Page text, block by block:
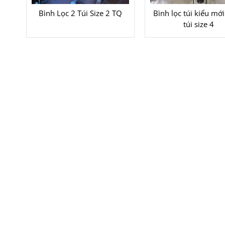
Bình Lọc 2 Túi Size 2 TQ
Bình lọc túi kiểu
túi size 4